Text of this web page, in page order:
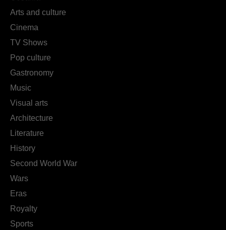
Arts and culture
Cinema
TV Shows
Pop culture
Gastronomy
Music
Visual arts
Architecture
Literature
History
Second World War
Wars
Eras
Royalty
Sports